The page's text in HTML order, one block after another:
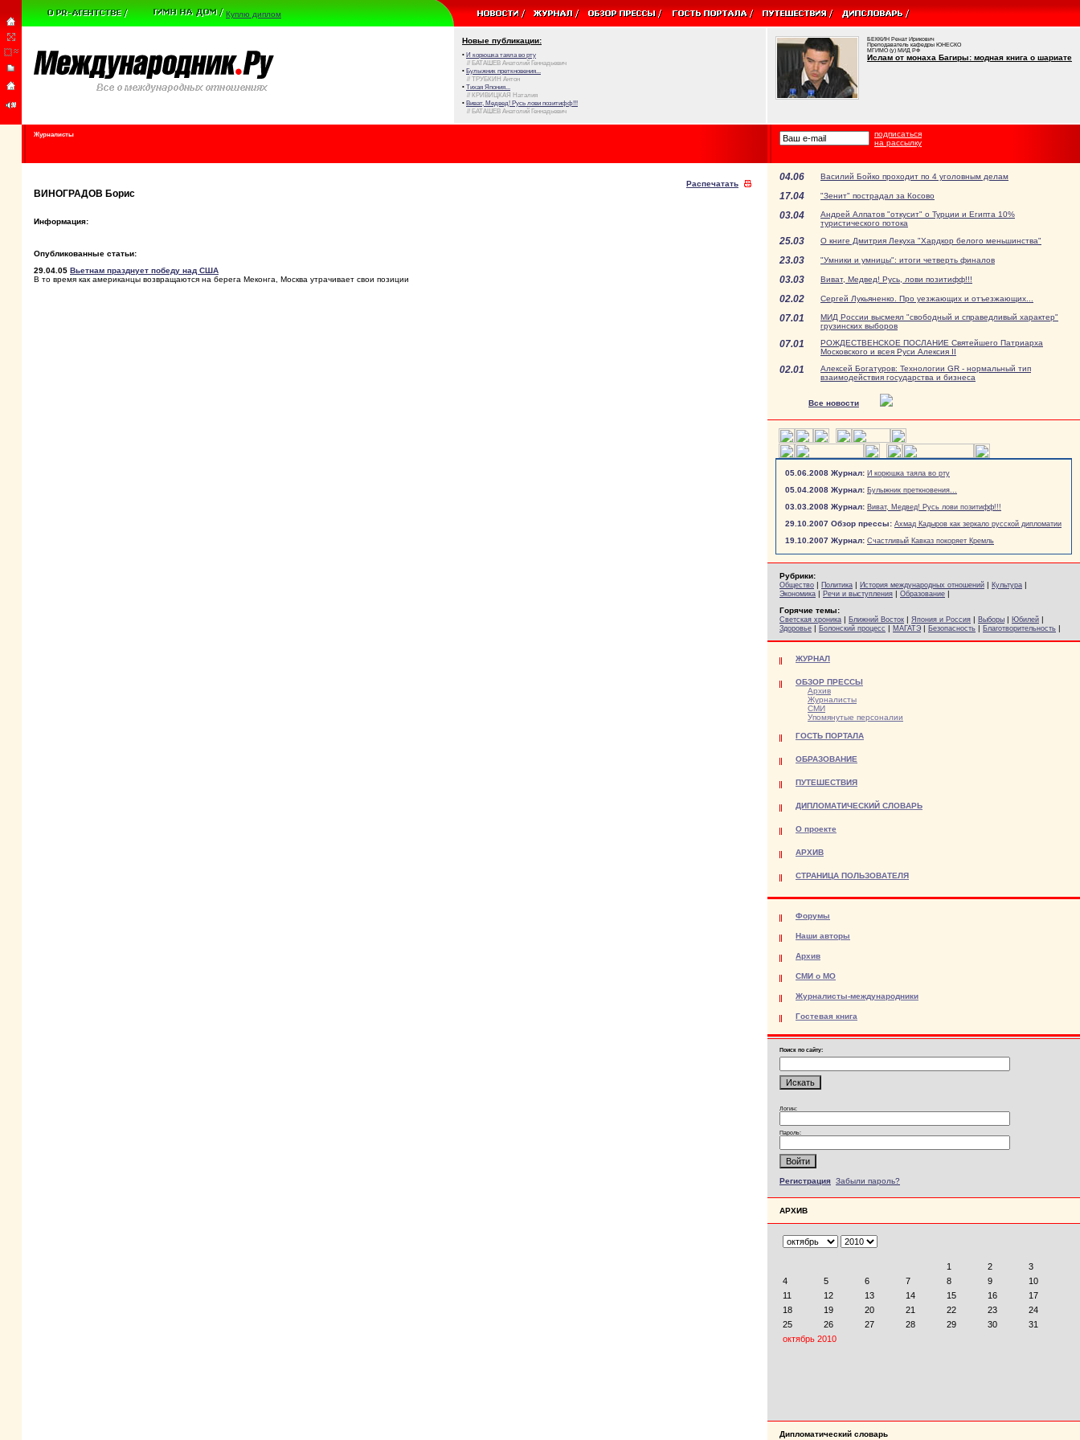
Куплю диплом
Новые публикации:
• И корюшка таяла во рту
// БАТАШЕВ Анатолий Геннадьевич
• Булыжник преткновения...
// ТРУБКИН Антон
• Тихая Япония...
// КРИВИЦКАЯ Наталия
• Виват, Медвед! Русь лови позитифф!!!
// БАТАШЕВ Анатолий Геннадьевич
БЕККИН Ренат Ирикович
Преподаватель кафедры ЮНЕСКО
МГИМО (у) МИД РФ
Ислам от монаха Багиры: модная книга о шариате
Журналисты
подписаться
на рассылку
Распечатать
ВИНОГРАДОВ Борис
Информация:
Опубликованные статьи:
29.04.05 Вьетнам празднует победу над США
В то время как американцы возвращаются на берега Меконга, Москва утрачивает свои позиции
04.06 Василий Бойко проходит по 4 уголовным делам
17.04 "Зенит" пострадал за Косово
03.04
Андрей Алпатов "откусит" о Турции и Египта 10%
туристического потока
25.03 О книге Дмитрия Лекуха "Хардкор белого меньшинства"
23.03 "Умники и умницы": итоги четверть финалов
03.03 Виват, Медвед! Русь, лови позитифф!!!
02.02 Сергей Лукьяненко. Про уезжающих и отъезжающих...
07.01
МИД России высмеял "свободный и справедливый характер"
грузинских выборов
07.01
РОЖДЕСТВЕНСКОЕ ПОСЛАНИЕ Святейшего Патриарха
Московского и всея Руси Алексия II
02.01
Алексей Богатуров: Технологии GR - нормальный тип
взаимодействия государства и бизнеса
Все новости
05.06.2008 Журнал: И корюшка таяла во рту
05.04.2008 Журнал: Булыжник преткновения...
03.03.2008 Журнал: Виват, Медвед! Русь лови позитифф!!!
29.10.2007 Обзор прессы: Ахмад Кадыров как зеркало русской дипломатии
19.10.2007 Журнал: Счастливый Кавказ покоряет Кремль
Рубрики:
Общество | Политика | История международных отношений | Культура |
Экономика | Речи и выступления | Образование |
Горячие темы:
Светская хроника | Ближний Восток | Япония и Россия | Выборы | Юбилей |
Здоровье | Болонский процесс | МАГАТЭ | Безопасность | Благотворительность |
ЖУРНАЛ
ОБЗОР ПРЕССЫ
Архив
Журналисты
СМИ
Упомянутые персоналии
ГОСТЬ ПОРТАЛА
ОБРАЗОВАНИЕ
ПУТЕШЕСТВИЯ
ДИПЛОМАТИЧЕСКИЙ СЛОВАРЬ
О проекте
АРХИВ
СТРАНИЦА ПОЛЬЗОВАТЕЛЯ
Форумы
Наши авторы
Архив
СМИ о МО
Журналисты-международники
Гостевая книга
Поиск по сайту:
Логин:
Пароль:
Регистрация Забыли пароль?
АРХИВ
Дипломатический словарь